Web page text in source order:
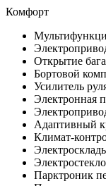
Комфорт
Открытие
Бортовой
Усилитель
Электронная
Адаптивный
Климат-
Парктроник